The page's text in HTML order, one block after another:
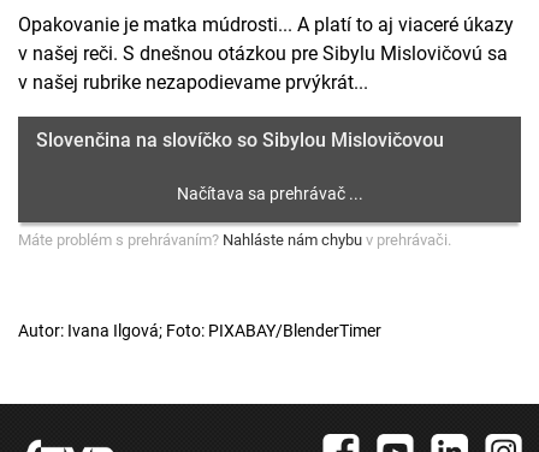
Opakovanie je matka múdrosti... A platí to aj viaceré úkazy
v našej reči. S dnešnou otázkou pre Sibylu Mislovičovú sa
v našej rubrike nezapodievame prvýkrát...
Slovenčina na slovíčko so Sibylou Mislovičovou
Máte problém s prehrávaním? Nahláste nám chybu v prehrávači.
Autor: Ivana Ilgová; Foto: PIXABAY/BlenderTimer